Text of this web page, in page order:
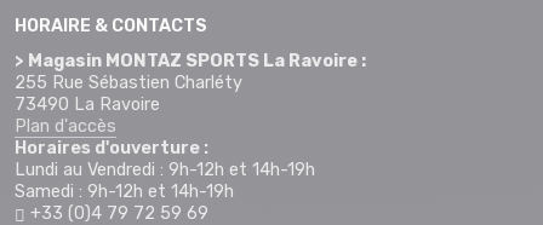
HORAIRE & CONTACTS
> Magasin MONTAZ SPORTS La Ravoire :
255 Rue Sébastien Charléty
73490 La Ravoire
Plan d'accès
Horaires d'ouverture :
Lundi au Vendredi : 9h-12h et 14h-19h
Samedi : 9h-12h et 14h-19h
+33 (0)4 79 72 59 69